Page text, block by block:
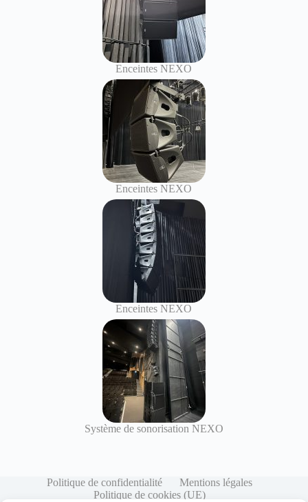
Enceintes NEXO
Enceintes NEXO
Enceintes NEXO
Système de sonorisation NEXO
Politique de confidentialité
Mentions légales
Politique de cookies (UE)